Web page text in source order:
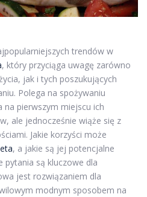
trendów w
, który przyciąga uwagę zarówno
jak i tych poszukujących
Polega na spożywaniu
na pierwszym miejscu ich
ale jednocześnie wiąże się z
Jakie korzyści może
, a jakie są jej potencjalne
pytania są kluczowe dla
jest rozwiązaniem dla
modnym sposobem na